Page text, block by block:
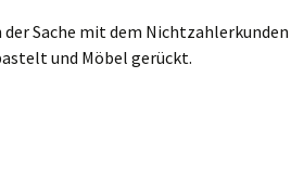
Sache mit dem Nichtzahlerkunden
und Möbel gerückt.